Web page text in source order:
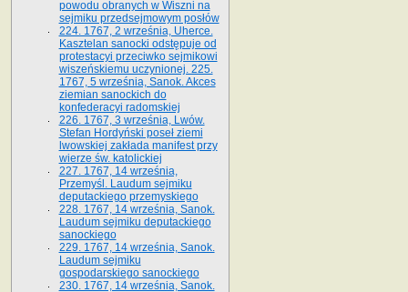
powodu obranych w Wiszni na
sejmiku przedsejmo­wym posłów
224. 1767, 2 września, Uherce.
Kasztelan sanocki odstępuje od
protestacyi przeciwko sejmikowi
wiszeńskiemu uczynionej. 225.
1767, 5 września, Sanok. Akces
ziemian sanockich do
konfederacyi radomskiej
226. 1767, 3 września, Lwów.
Stefan Hordyński poseł ziemi
lwowskiej zakłada manifest przy
wierze św. ka­tolickiej
227. 1767, 14 września,
Przemyśl. Laudum sejmiku
deputackiego przemyskiego
228. 1767, 14 września, Sanok.
Laudum sejmiku deputackiego
sanockiego
229. 1767, 14 września, Sanok.
Laudum sejmiku
gospodarskiego sanockiego
230. 1767, 14 września, Sanok.